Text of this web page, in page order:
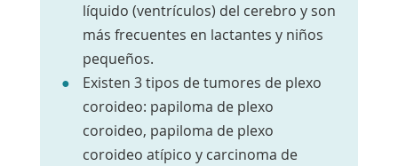
líquido (ventrículos) del cerebro y son
más frecuentes en lactantes y niños
pequeños.
Existen 3 tipos de tumores de plexo
coroideo: papiloma de plexo
coroideo, papiloma de plexo
coroideo atípico y carcinoma de